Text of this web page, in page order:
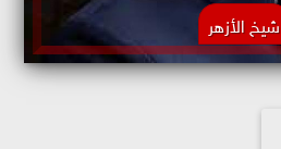
شيخ الأزهر